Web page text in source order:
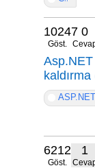
10247
Göst.
0
6212
Göst.
1